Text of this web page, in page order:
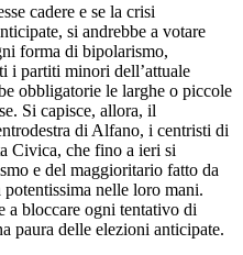
cadere e se la crisi
si andrebbe a votare
forma di bipolarismo,
i partiti minori dell’attuale
obbligatorie le larghe o piccole
Si capisce, allora, il
di Alfano, i centristi di
Civica, che fino a ieri si
e del maggioritario fatto da
nelle loro mani.
a bloccare ogni tentativo di
paura delle elezioni anticipate.